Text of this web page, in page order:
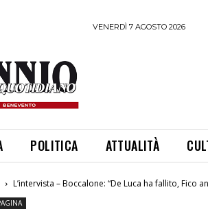
VENERDÌ 7 AGOSTO 2026
POLITICA ATTUALITÀ
L’intervista – Boccalone: “De Luca ha fallito, Fico